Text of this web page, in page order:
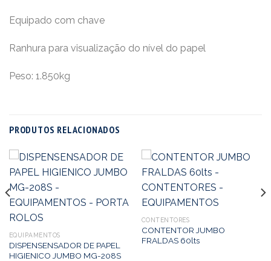
Equipado com chave
Ranhura para visualização do nível do papel
Peso: 1.850kg
PRODUTOS RELACIONADOS
EQUIPAMENTOS
DISPENSENSADOR DE PAPEL
HIGIENICO JUMBO MG-208S
CONTENTORES
CONTENTOR JUMBO
FRALDAS 60lts